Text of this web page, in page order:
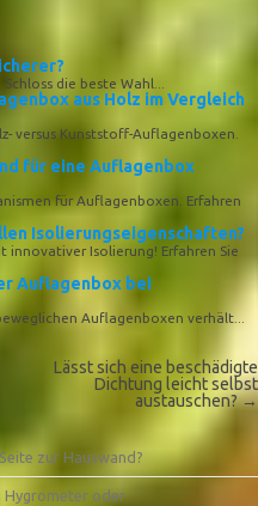
die beste Wahl...
aus Holz im Vergleich
versus Kunststoff-Auflagenboxen.
für eine Auflagenbox
für Auflagenboxen. Erfahren
Isolierungseigenschaften?
innovativer Isolierung! Erfahren Sie
Auflagenbox bei
Auflagenboxen verhält...
Lässt sich eine beschädigte
Dichtung leicht selbst
austauschen?→
zur Hauswand?
Hygrometer oder